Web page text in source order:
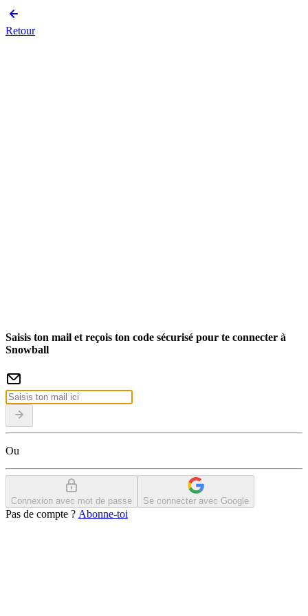
Retour
Saisis ton mail et reçois ton code sécurisé pour te connecter à
Snowball
Ou
Connexion avec mot de passe Se connecter avec Google
Pas de compte ? Abonne-toi